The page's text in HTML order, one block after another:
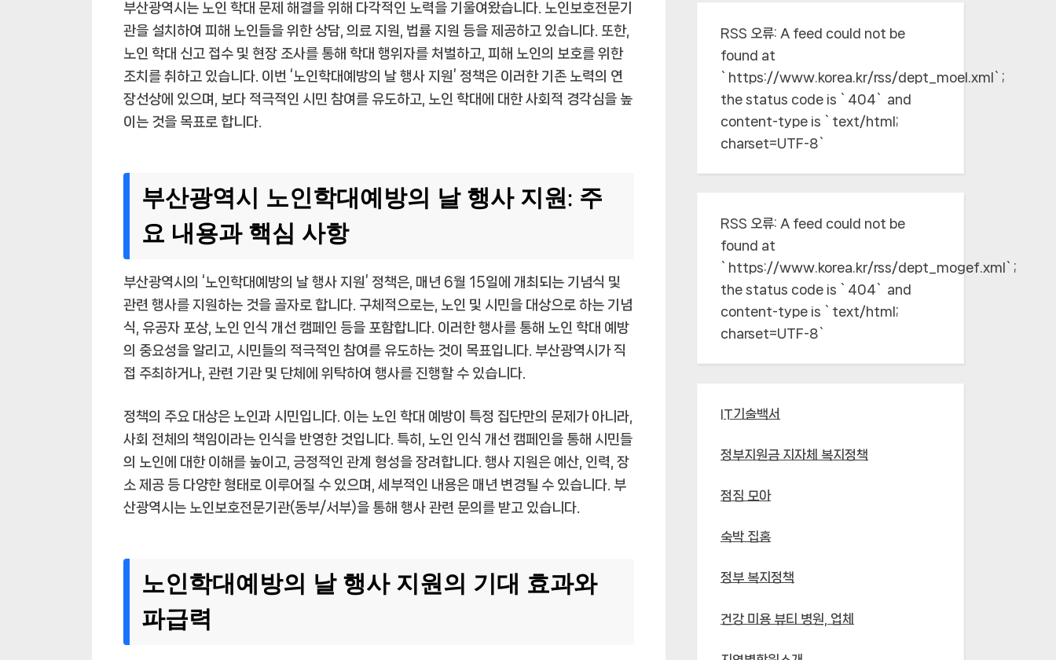
부산광역시는 노인 학대 문제 해결을 위해 다각적인 노력을 기울여왔습니다. 노인보호전문기
관을 설치하여 피해 노인들을 위한 상담, 의료 지원, 법률 지원 등을 제공하고 있습니다. 또한,
노인 학대 신고 접수 및 현장 조사를 통해 학대 행위자를 처벌하고, 피해 노인의 보호를 위한
조치를 취하고 있습니다. 이번 ‘노인학대예방의 날 행사 지원’ 정책은 이러한 기존 노력의 연
장선상에 있으며, 보다 적극적인 시민 참여를 유도하고, 노인 학대에 대한 사회적 경각심을 높
이는 것을 목표로 합니다.
부산광역시 노인학대예방의 날 행사 지원: 주
요 내용과 핵심 사항
부산광역시의 ‘노인학대예방의 날 행사 지원’ 정책은, 매년 6월 15일에 개최되는 기념식 및
관련 행사를 지원하는 것을 골자로 합니다. 구체적으로는, 노인 및 시민을 대상으로 하는 기념
식, 유공자 포상, 노인 인식 개선 캠페인 등을 포함합니다. 이러한 행사를 통해 노인 학대 예방
의 중요성을 알리고, 시민들의 적극적인 참여를 유도하는 것이 목표입니다. 부산광역시가 직
접 주최하거나, 관련 기관 및 단체에 위탁하여 행사를 진행할 수 있습니다.
정책의 주요 대상은 노인과 시민입니다. 이는 노인 학대 예방이 특정 집단만의 문제가 아니라,
사회 전체의 책임이라는 인식을 반영한 것입니다. 특히, 노인 인식 개선 캠페인을 통해 시민들
의 노인에 대한 이해를 높이고, 긍정적인 관계 형성을 장려합니다. 행사 지원은 예산, 인력, 장
소 제공 등 다양한 형태로 이루어질 수 있으며, 세부적인 내용은 매년 변경될 수 있습니다. 부
산광역시는 노인보호전문기관(동부/서부)을 통해 행사 관련 문의를 받고 있습니다.
노인학대예방의 날 행사 지원의 기대 효과와
파급력
RSS 오류: A feed could not be
found at
`https://www.korea.kr/rss/dept_moel.xml`;
the status code is `404` and
content-type is `text/html;
charset=UTF-8`
RSS 오류: A feed could not be
found at
`https://www.korea.kr/rss/dept_mogef.xml`;
the status code is `404` and
content-type is `text/html;
charset=UTF-8`
IT기술백서
정부지원금 지자체 복지정책
점짐 모아
숙박 집홈
정부 복지정책
건강 미용 뷰티 병원, 업체